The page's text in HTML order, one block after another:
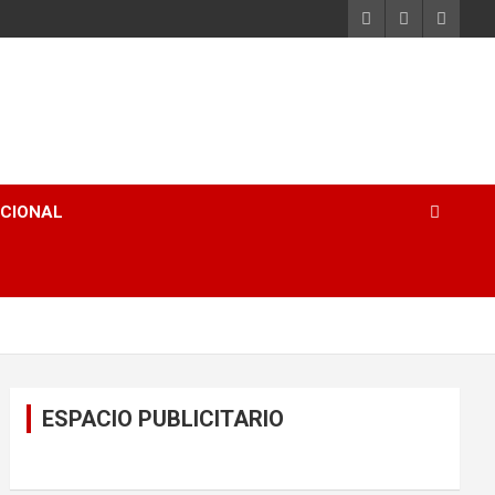
ESPACIO PUBLICITARIO